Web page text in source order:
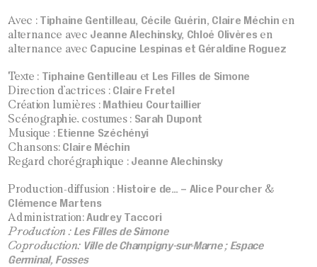
Avec : Tiphaine Gentilleau, Cécile Guérin, Claire Méchin en
alternance avec Jeanne Alechinsky, Chloé Olivères en
alternance avec Capucine Lespinas et Géraldine Roguez
Texte : Tiphaine Gentilleau et Les Filles de Simone
Direction d’actrices : Claire Fretel
Création lumières : Mathieu Courtaillier
Scénographie, costumes : Sarah Dupont
Musique : Etienne Széchényi
Chansons: Claire Méchin
Regard chorégraphique : Jeanne Alechinsky
Production-diffusion : Histoire de… – Alice Pourcher &
Clémence Martens
Administration:Audrey Taccori
Production : Les Filles de Simone
Coproduction: Ville de Champigny-sur-Marne ; Espace
Germinal, Fosses